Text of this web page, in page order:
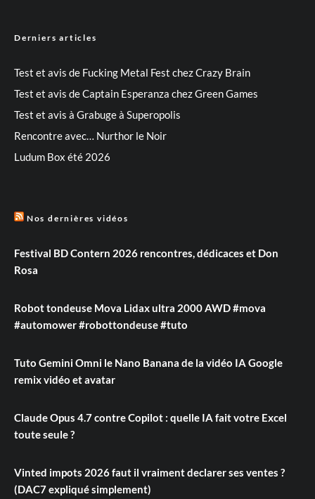
Derniers articles
Test et avis de Fucking Metal Fest chez Crazy Brain
Test et avis de Captain Esperanza chez Green Games
Test et avis à Grabuge à Superopolis
Rencontre avec… Nurthor le Noir
Ludum Box été 2026
Nos dernières vidéos
Festival BD Contern 2026 rencontres, dédicaces et Don
Rosa
Robot tondeuse Mova Lidax ultra 2000 AWD #mova
#automower #robottondeuse #tuto
Tuto Gemini Omni le Nano Banana de la vidéo IA Google
remix vidéo et avatar
Claude Opus 4.7 contre Copilot : quelle IA fait votre Excel
toute seule ?
Vinted impots 2026 faut il vraiment declarer ses ventes ?
(DAC7 expliqué simplement)